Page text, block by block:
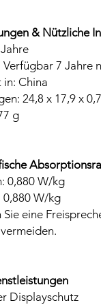
& Nützliche
7 Jahre
China
24,8 x 17,9 x
g
0,880 W/kg
W/kg
Sie eine
Displayschutz